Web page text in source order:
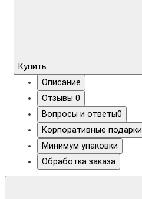
Купить
Описание
Отзывы 0
Вопросы и ответы0
Корпоративные подарки
Минимум упаковки
Обработка заказа